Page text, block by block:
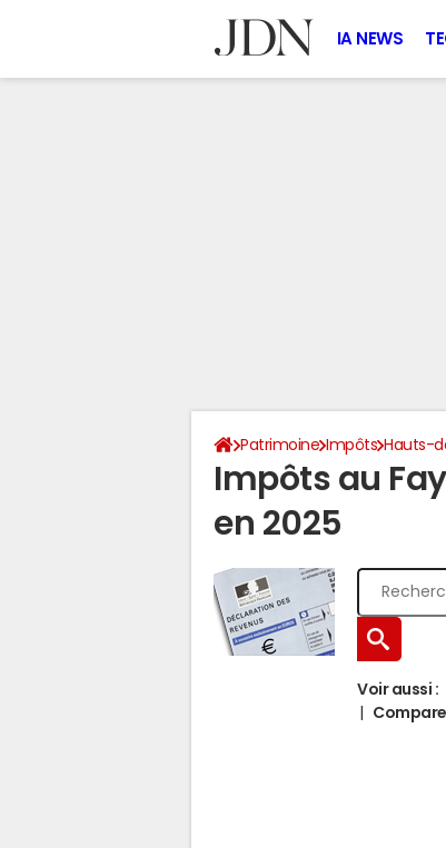
IA NEWS
Patrimoine Impôts Hauts-
Impôts au
en 2025
Voir aussi :